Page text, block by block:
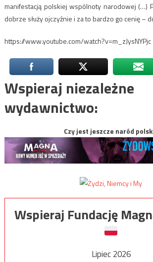
manifestacją polskiej wspólnoty narodowej (…)
dobrze służy ojczyźnie i za to bardzo go cenię –
https://www.youtube.com/watch?v=m_zJysNYPjc
Wspieraj niezależne
wydawnictwo:
Czy jest jeszcze naród
Wspieraj Fundację
Lipiec 2026